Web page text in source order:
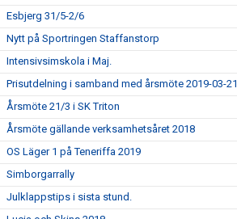
Esbjerg 31/5-2/6
Nytt på Sportringen Staffanstorp
Intensivsimskola i Maj.
Prisutdelning i samband med årsmöte 2019-03-21
Årsmöte 21/3 i SK Triton
Årsmöte gällande verksamhetsåret 2018
OS Läger 1 på Teneriffa 2019
Simborgarrally
Julklappstips i sista stund.